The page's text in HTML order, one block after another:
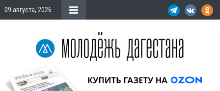
09 августа, 2026